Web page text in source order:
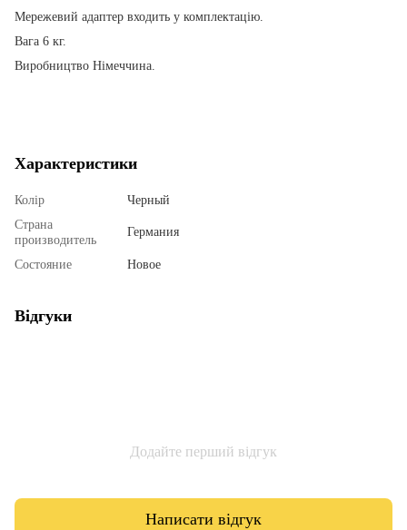
Мережевий адаптер входить у комплектацію.
Вага 6 кг.
Виробництво Німеччина.
Характеристики
Колір
Черный
Страна
производитель
Германия
Состояние Новое
Відгуки
Додайте перший відгук
Написати відгук